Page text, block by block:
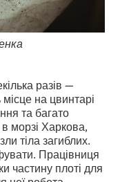
разів —
на цвинтарі
та багато
морзі Харкова,
тіла загиблих.
Працівниця
частину плоті для